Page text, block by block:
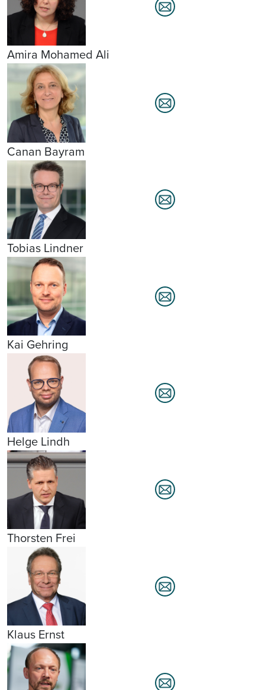
Amira Mohamed Ali
Canan Bayram
Tobias Lindner
Kai Gehring
Helge Lindh
Thorsten Frei
Klaus Ernst